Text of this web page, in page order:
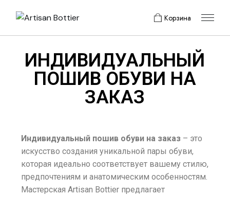
Корзина
ИНДИВИДУАЛЬНЫЙ
ПОШИВ ОБУВИ НА
ЗАКАЗ
Индивидуальный пошив обуви на заказ – это
искусство создания уникальной пары обуви,
которая идеально соответствует вашему стилю,
предпочтениям и анатомическим особенностям.
Мастерская Artisan Bottier предлагает